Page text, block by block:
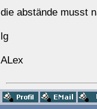
die abstände musst
lg
ALex